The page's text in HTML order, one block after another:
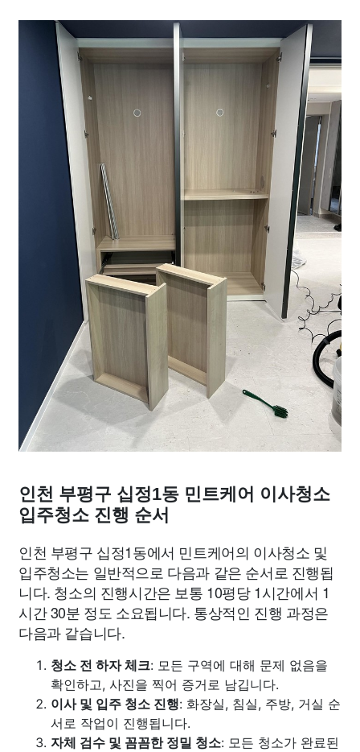
인천 부평구 십정1동 민트케어 이사청소
입주청소 진행 순서
인천 부평구 십정1동에서 민트케어의 이사청소 및
입주청소는 일반적으로 다음과 같은 순서로 진행됩
니다. 청소의 진행시간은 보통 10평당 1시간에서 1
시간 30분 정도 소요됩니다. 통상적인 진행 과정은
다음과 같습니다.
청소 전 하자 체크: 모든 구역에 대해 문제 없음을
확인하고, 사진을 찍어 증거로 남깁니다.
이사 및 입주 청소 진행: 화장실, 침실, 주방, 거실 순
서로 작업이 진행됩니다.
자체 검수 및 꼼꼼한 정밀 청소: 모든 청소가 완료된